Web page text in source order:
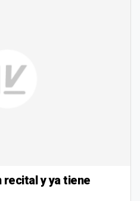
recital y ya tiene